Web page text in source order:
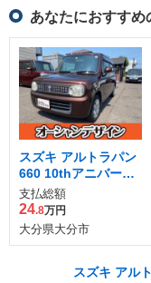
あなたにおすすめ
スズキ アルトラパン
660 10thアニバーサ
リー リミテッド
支払総額
24.8万円
大分県大分市
スズキ アル